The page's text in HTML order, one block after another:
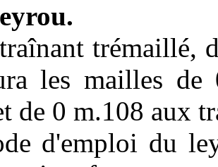
trémaillé,
les mailles
de 0 m.108 aux
d'emploi du